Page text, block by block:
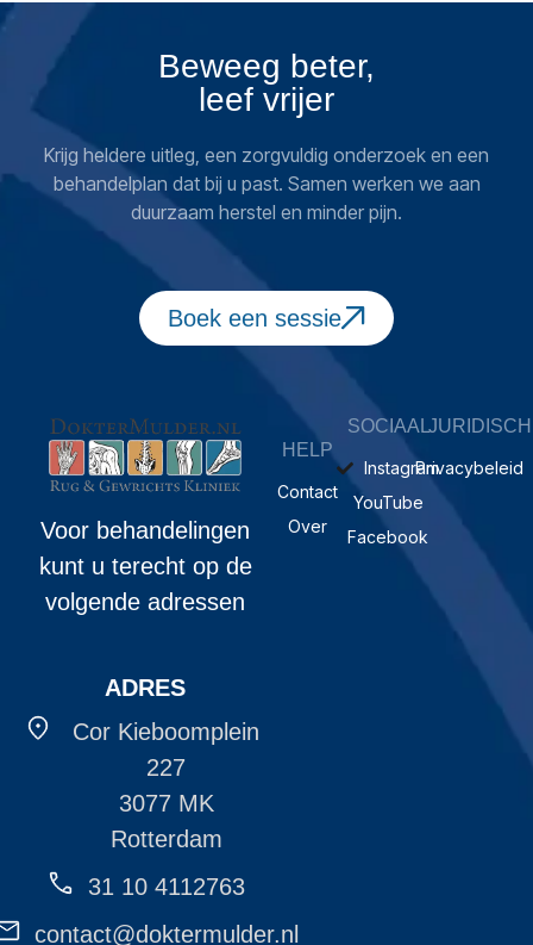
Beweeg beter,
leef vrijer
Krijg heldere uitleg, een zorgvuldig onderzoek en een
behandelplan dat bij u past. Samen werken we aan
duurzaam herstel en minder pijn.
Boek een sessie
Voor behandelingen
kunt u terecht op de
volgende adressen
ADRES
Cor Kieboomplein
227
3077 MK
Rotterdam
31 10 4112763
contact@doktermulder.nl
HELP
Contact
Over
SOCIAAL
Instagram
YouTube
Facebook
JURIDISCH
Privacybeleid